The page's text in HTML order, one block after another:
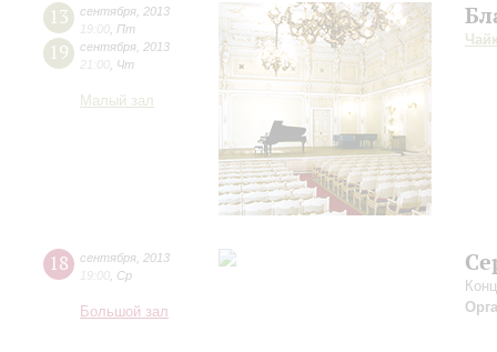
13 сентября 2013
19:00 Пт
19 сентября 2013
21:00 Чт
Малый зал
18 сентября 2013
19:00 Ср
Большой зал